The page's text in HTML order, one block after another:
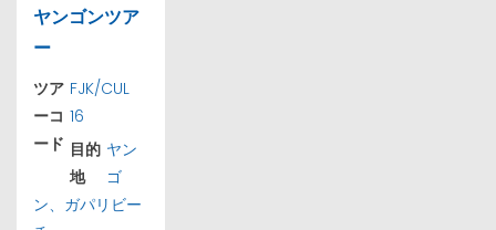
ヤンゴンツア
ー
ツア
ーコ
ード
FJK/CUL
16
目的
地
ヤン
ゴ
ン、ガパリビー